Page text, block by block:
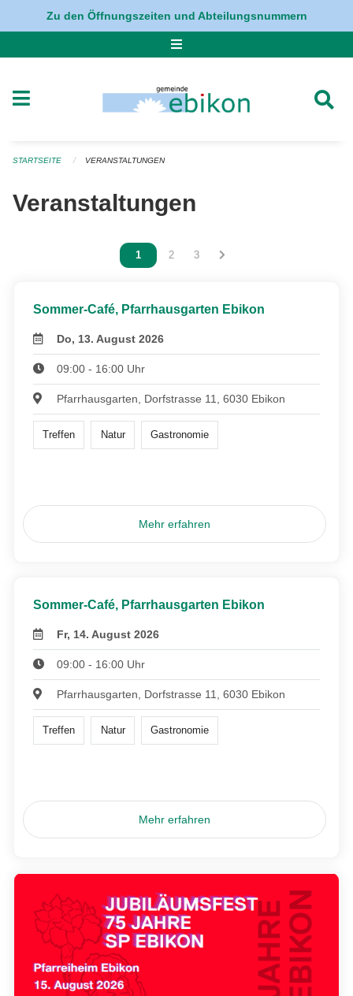
Navigation überspringen
Zu den Öffnungszeiten und Abteilungsnummern
STARTSEITE VERANSTALTUNGEN
Veranstaltungen
Vous êtes sur la page
1 Vous êtes sur la page
2 Vous êtes sur la page
3
Sommer-Café, Pfarrhausgarten Ebikon
Do, 13. August 2026
09:00 - 16:00 Uhr
Pfarrhausgarten, Dorfstrasse 11, 6030 Ebikon
Treffen Natur Gastronomie
Mehr erfahren
Sommer-Café, Pfarrhausgarten Ebikon
Fr, 14. August 2026
09:00 - 16:00 Uhr
Pfarrhausgarten, Dorfstrasse 11, 6030 Ebikon
Treffen Natur Gastronomie
Mehr erfahren